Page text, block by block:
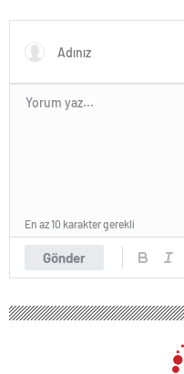
Gönder
En az 10 karakter gerekli